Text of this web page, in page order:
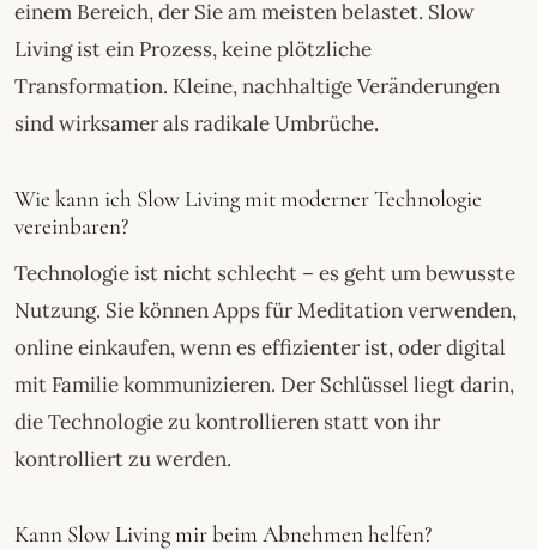
einem Bereich, der Sie am meisten belastet. Slow
Living ist ein Prozess, keine plötzliche
Transformation. Kleine, nachhaltige Veränderungen
sind wirksamer als radikale Umbrüche.
Wie kann ich Slow Living mit moderner Technologie
vereinbaren?
Technologie ist nicht schlecht – es geht um bewusste
Nutzung. Sie können Apps für Meditation verwenden,
online einkaufen, wenn es effizienter ist, oder digital
mit Familie kommunizieren. Der Schlüssel liegt darin,
die Technologie zu kontrollieren statt von ihr
kontrolliert zu werden.
Kann Slow Living mir beim Abnehmen helfen?